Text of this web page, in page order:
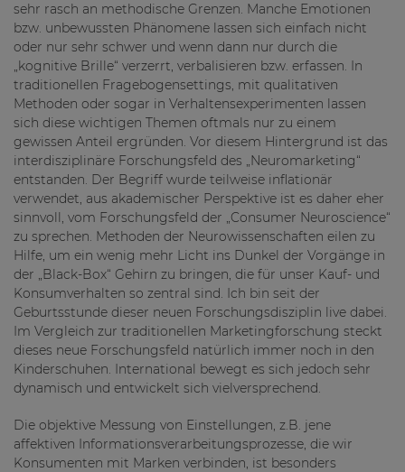
sehr rasch an methodische Grenzen. Manche Emotionen
bzw. unbewussten Phänomene lassen sich einfach nicht
oder nur sehr schwer und wenn dann nur durch die
„kognitive Brille“ verzerrt, verbalisieren bzw. erfassen. In
traditionellen Fragebogensettings, mit qualitativen
Methoden oder sogar in Verhaltensexperimenten lassen
sich diese wichtigen Themen oftmals nur zu einem
gewissen Anteil ergründen. Vor diesem Hintergrund ist das
interdisziplinäre Forschungsfeld des „Neuromarketing“
entstanden. Der Begriff wurde teilweise inflationär
verwendet, aus akademischer Perspektive ist es daher eher
sinnvoll, vom Forschungsfeld der „Consumer Neuroscience“
zu sprechen. Methoden der Neurowissenschaften eilen zu
Hilfe, um ein wenig mehr Licht ins Dunkel der Vorgänge in
der „Black-Box“ Gehirn zu bringen, die für unser Kauf- und
Konsumverhalten so zentral sind. Ich bin seit der
Geburtsstunde dieser neuen Forschungsdisziplin live dabei.
Im Vergleich zur traditionellen Marketingforschung steckt
dieses neue Forschungsfeld natürlich immer noch in den
Kinderschuhen. International bewegt es sich jedoch sehr
dynamisch und entwickelt sich vielversprechend.
Die objektive Messung von Einstellungen, z.B. jene
affektiven Informationsverarbeitungsprozesse, die wir
Konsumenten mit Marken verbinden, ist besonders